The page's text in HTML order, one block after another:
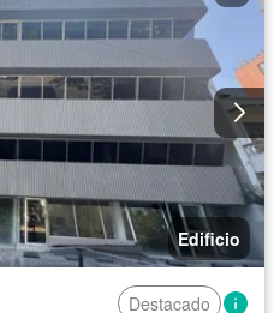
Edificio
Destacado